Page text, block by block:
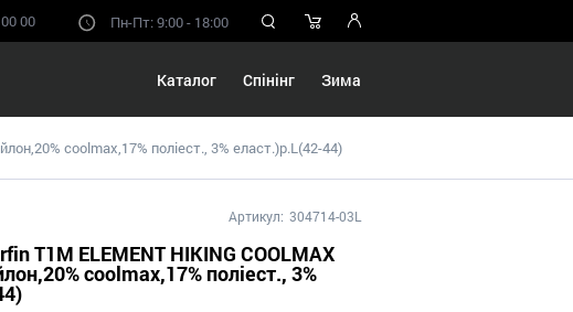
00 Пн-Пт: 9:00 - 18:00
Каталог Спінінг Зима
coolmax,17% поліест., 3% еласт.)р.L(42-44)
Артикул: 304714-03L
T1M ELEMENT HIKING COOLMAX
coolmax,17% поліест., 3%